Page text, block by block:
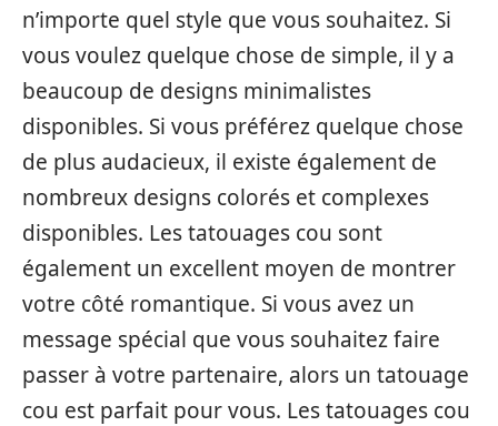
n’importe quel style que vous souhaitez. Si
vous voulez quelque chose de simple, il y a
beaucoup de designs minimalistes
disponibles. Si vous préférez quelque chose
de plus audacieux, il existe également de
nombreux designs colorés et complexes
disponibles. Les tatouages cou sont
également un excellent moyen de montrer
votre côté romantique. Si vous avez un
message spécial que vous souhaitez faire
passer à votre partenaire, alors un tatouage
cou est parfait pour vous. Les tatouages cou